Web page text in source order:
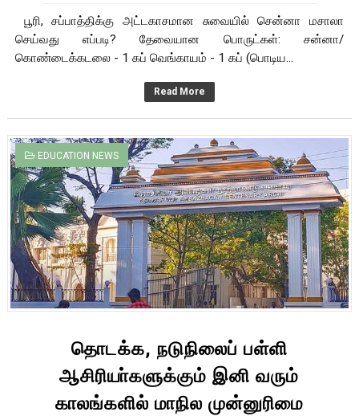
பூரி, சப்பாத்திக்கு அட்டகாசமான சுவையில் சென்னா மசாலா
செய்வது எப்படி? தேவையான பொருட்கள்: சன்னா/
கொண்டைக்கடலை - 1 கப் வெங்காயம் - 1 கப் (பொடிய...
Read More
EDUCATION NEWS
தொடக்க, நடுநிலைப் பள்ளி
ஆசிரியா்களுக்கும் இனி வரும்
காலங்களில் மாநில முன்னுரிமை